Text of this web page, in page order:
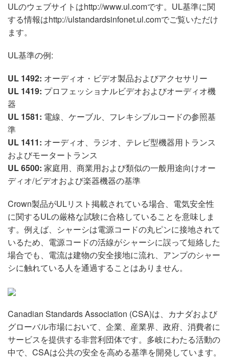
ULのウェブサイトはhttp://www.ul.comです。UL基準に関
する情報はhttp://ulstandardsinfonet.ul.comでご覧いただけ
ます。
UL基準の例:
UL 1492: オーディオ・ビデオ製品およびアクセサリー
UL 1419: プロフェッショナルビデオおよびオーディオ機
器
UL 1581: 電線、ケーブル、フレキシブルコードの参照基
準
UL 1411: オーディオ、ラジオ、テレビ型機器用トランス
およびモータートランス
UL 6500: 家庭用、商業用および類似の一般用途向けオー
ディオ/ビデオおよび楽器機器の基準
Crown製品がULリスト掲載されている場合、電気安全性
に関するULの厳格な試験に合格していることを意味しま
す。例えば、シャーシは電源コードの丸ピンに接地されて
いるため、電源コードの活線がシャーシに誤って短絡した
場合でも、電流は建物の安全接地に流れ、アンプのシャー
シに触れている人を通過することはありません。
Canadian Standards Association (CSA)は、カナダおよび
グローバル市場において、企業、産業界、政府、消費者に
サービスを提供する非営利団体です。多岐にわたる活動の
中で、CSAは公共の安全を高める基準を開発しています。